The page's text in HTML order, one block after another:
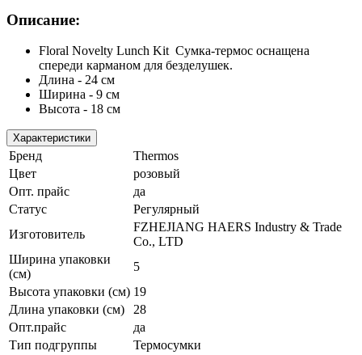
Описание:
Floral Novelty Lunch Kit Сумка-термос оснащена
спереди карманом для безделушек.
Длина - 24 см
Ширина - 9 см
Высота - 18 см
Характеристики
Бренд
Thermos
Цвет
розовый
Опт. прайс
да
Статус
Регулярный
Изготовитель
FZHEJIANG HAERS Industry & Trade
Co., LTD
Ширина упаковки
(см)
5
Высота упаковки (см) 19
Длина упаковки (см)
28
Опт.прайс
да
Тип подгруппы
Термосумки